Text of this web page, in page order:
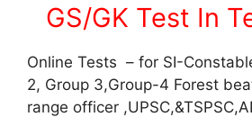
GS/GK Test In
Online Tests – for SI-
2, Group 3,Group-4 Forest
range officer